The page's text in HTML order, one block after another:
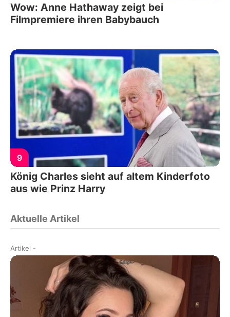
Wow: Anne Hathaway zeigt bei
Filmpremiere ihren Babybauch
9
König Charles sieht auf altem Kinderfoto
aus wie Prinz Harry
Aktuelle Artikel
Artikel -